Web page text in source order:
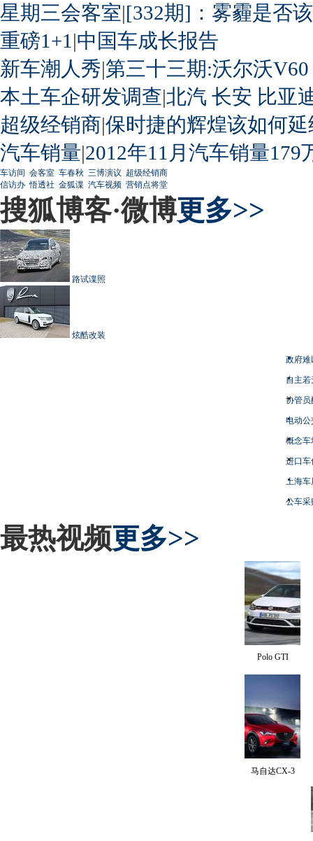
星期三会客室|[332期]：雾霾是否
重磅1+1 |中国车成长报告
新车潮人秀|第三十三期:沃尔沃
本土车企研发调查|北汽 长安 比亚
超级经销商|保时捷的辉煌该如何延
汽车销量|2012年11月汽车销量179
车访间 会客室 车春秋 三博演议 超级经销商
信访办 悟透社 金狐谍 汽车视频 营销点将堂
搜狐博客·微博更多>>
路试谍照
炫酷改装
政府难
自主
协管员
电动
概念车
进口车
上海
公车采
最热视频更多>>
Polo GTI
马自达CX-3